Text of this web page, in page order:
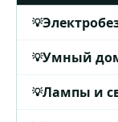
Умный
Лампы и